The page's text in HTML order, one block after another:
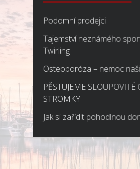
Podomní prodejci
Tajemství neznámého
Twirling
Osteoporóza – nemoc
PĚSTUJEME SLOUPOVITÉ
STROMKY
Jak si zařídit pohodlnou